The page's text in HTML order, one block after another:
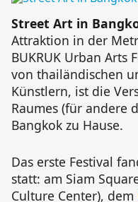
Street Art in
Attraktion in der
BUKRUK Urban Arts
von thailändischen
Künstlern, ist die
Raumes (für andere
Bangkok zu Hause.
Das erste Festival
statt: am Siam
Culture Center), dem